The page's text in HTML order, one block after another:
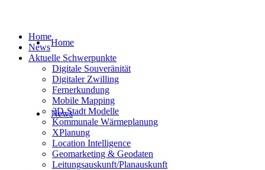
Home
News
Home
News
Aktuelle Schwerpunkte
Digitale Souveränität
Digitaler Zwilling
Fernerkundung
Mobile Mapping
3D-Stadt Modelle
Kommunale Wärmeplanung
XPlanung
Location Intelligence
Geomarketing & Geodaten
Leitungsauskunft/Planauskunft